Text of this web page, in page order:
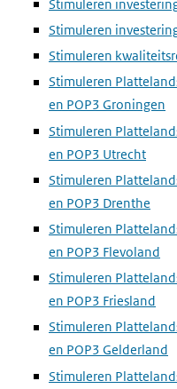
Stimuleren
Stimuleren
Stimuleren
Stimuleren
en POP3 Groningen
Stimuleren
en POP3 Utrecht
Stimuleren
en POP3 Drenthe
Stimuleren
en POP3 Flevoland
Stimuleren
en POP3 Friesland
Stimuleren
en POP3 Gelderland
Stimuleren